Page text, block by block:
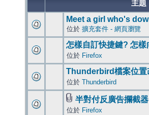
主題
Meet a girl who's
位於 擴充套件 - 網頁瀏覽
怎樣自訂快捷鍵? 怎樣
位於 Firefox
Thunderbird檔案位置
位於 Thunderbird
半對付反廣告攔截器
位於 Firefox